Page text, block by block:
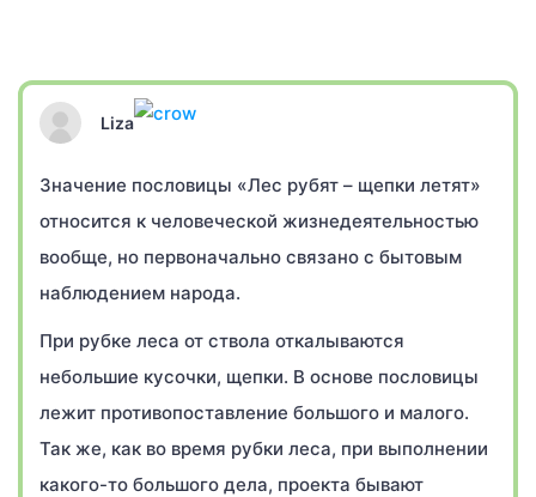
Liza
Значение пословицы «Лес рубят – щепки летят»
относится к человеческой жизнедеятельностью
вообще, но первоначально связано с бытовым
наблюдением народа.
При рубке леса от ствола откалываются
небольшие кусочки, щепки. В основе пословицы
лежит противопоставление большого и малого.
Так же, как во время рубки леса, при выполнении
какого-то большого дела, проекта бывают